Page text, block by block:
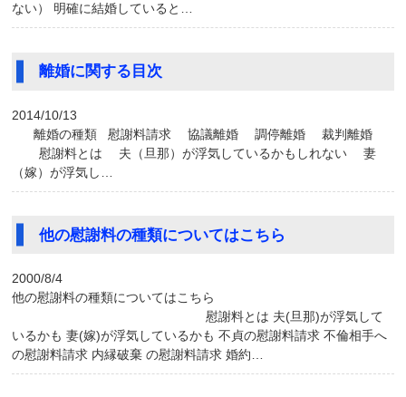
ない） 明確に結婚していると…
離婚に関する目次
2014/10/13
離婚の種類 慰謝料請求 協議離婚 調停離婚 裁判離婚
慰謝料とは 夫（旦那）が浮気しているかもしれない 妻
（嫁）が浮気し…
他の慰謝料の種類についてはこちら
2000/8/4
他の慰謝料の種類についてはこちら
慰謝料とは 夫(旦那)が浮気して
いるかも 妻(嫁)が浮気しているかも 不貞の慰謝料請求 不倫相手へ
の慰謝料請求 内縁破棄 の慰謝料請求 婚約…